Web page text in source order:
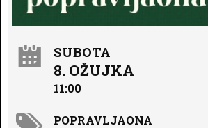
SUBOTA
8. OŽUJKA
11:00
POPRAVLJAONA